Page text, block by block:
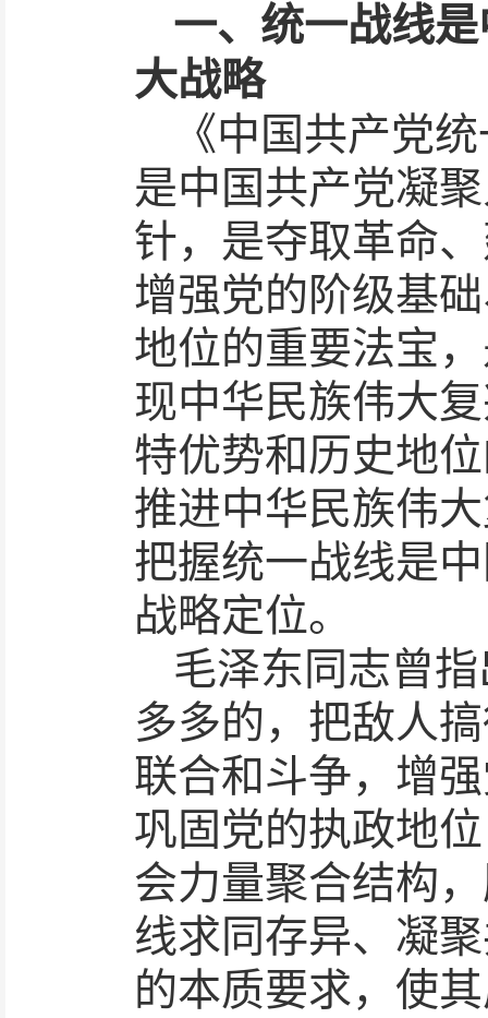
一、统一战线
大战略
《中国共产党
是中国共产党凝
针，是夺取革命
增强党的阶级基
地位的重要法宝
现中华民族伟大
特优势和历史地
推进中华民族伟
把握统一战线是
战略定位。
毛泽东同志曾
多多的，把敌人
联合和斗争，增
巩固党的执政地
会力量聚合结构
线求同存异、凝
的本质要求，使